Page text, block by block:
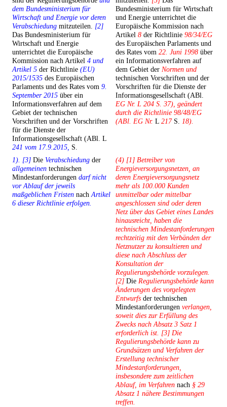
dem Bundesministerium für
Wirtschaft und Energie vor deren
Verabschiedung mitzuteilen. [2]
Das Bundesministerium für
Wirtschaft und Energie
unterrichtet die Europäische
Kommission nach Artikel 4 und
Artikel 5 der Richtlinie (EU)
2015/1535 des Europäischen
Parlaments und des Rates vom 9.
September 2015 über ein
Informationsverfahren auf dem
Gebiet der technischen
Vorschriften und der Vorschriften
für die Dienste der
Informationsgesellschaft (ABl. L
241 vom 17.9.2015, S.
Bundesministerium für Wirtschaft
und Energie unterrichtet die
Europäische Kommission nach
Artikel 8 der Richtlinie 98/34/EG
des Europäischen Parlaments und
des Rates vom 22. Juni 1998 über
ein Informationsverfahren auf
dem Gebiet der Normen und
technischen Vorschriften und der
Vorschriften für die Dienste der
Informationsgesellschaft (ABl.
EG Nr. L 204 S. 37), geändert
durch die Richtlinie 98/48/EG
(ABl. EG Nr. L 217S. 18).
1). [3] Die Verabschiedung der
allgemeinen technischen
Mindestanforderungen darf nicht
vor Ablauf der jeweils
maßgeblichen Fristen nachArtikel
6 dieser Richtlinie erfolgen.
(4) [1] Betreiber von
Energieversorgungsnetzen, an
deren Energieversorgungsnetz
mehr als 100.000 Kunden
unmittelbar oder mittelbar
angeschlossen sind oder deren
Netz über das Gebiet eines Landes
hinausreicht, haben die
technischen Mindestanforderungen
rechtzeitig mit den Verbänden der
Netznutzer zu konsultieren und
diese nach Abschluss der
Konsultation der
Regulierungsbehörde vorzulegen.
[2] Die Regulierungsbehörde kann
Änderungen des vorgelegten
Entwurfs der technischen
Mindestanforderungen verlangen,
soweit dies zur Erfüllung des
Zwecks nach Absatz 3 Satz 1
erforderlich ist. [3] Die
Regulierungsbehörde kann zu
Grundsätzen und Verfahren der
Erstellung technischer
Mindestanforderungen,
insbesondere zum zeitlichen
Ablauf, im Verfahren nach § 29
Absatz 1 nähere Bestimmungen
treffen.